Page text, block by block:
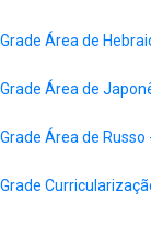
Grade Área de
Grade Área de
Grade Área de
Grade